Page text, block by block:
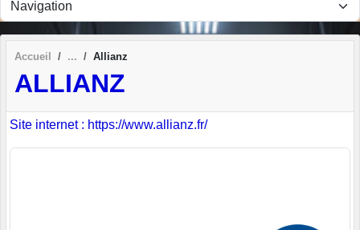
Accueil Allianz
ALLIANZ
Site internet : https://www.allianz.fr/